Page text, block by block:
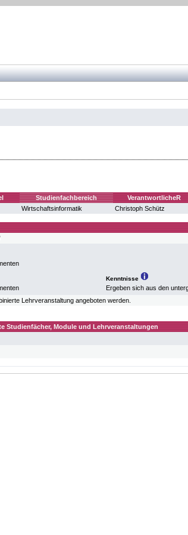
Studienfachbereich VerantwortlicheR
Wirtschaftsinformatik Christoph Schütz
Kenntnisse
Ergeben sich aus den
Lehrveranstaltung angeboten werden.
Studienfächer, Module und Lehrveranstaltungen